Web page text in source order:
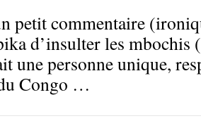
petit commentaire
d’insulter les mbochis
une personne unique,
Congo …